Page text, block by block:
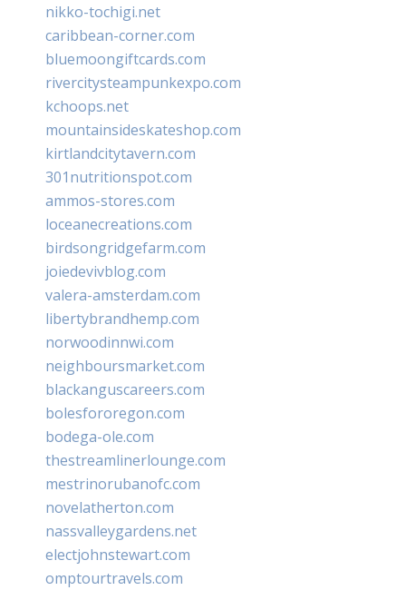
nikko-tochigi.net
caribbean-corner.com
bluemoongiftcards.com
rivercitysteampunkexpo.com
kchoops.net
mountainsideskateshop.com
kirtlandcitytavern.com
301nutritionspot.com
ammos-stores.com
loceanecreations.com
birdsongridgefarm.com
joiedevivblog.com
valera-amsterdam.com
libertybrandhemp.com
norwoodinnwi.com
neighboursmarket.com
blackanguscareers.com
bolesfororegon.com
bodega-ole.com
thestreamlinerlounge.com
mestrinorubanofc.com
novelatherton.com
nassvalleygardens.net
electjohnstewart.com
omptourtravels.com